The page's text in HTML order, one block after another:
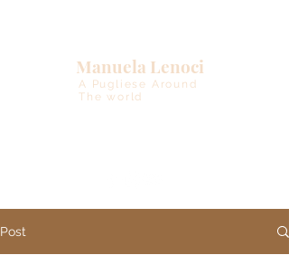
A Pugliese Around
The world
Manuela Lenoci
Post